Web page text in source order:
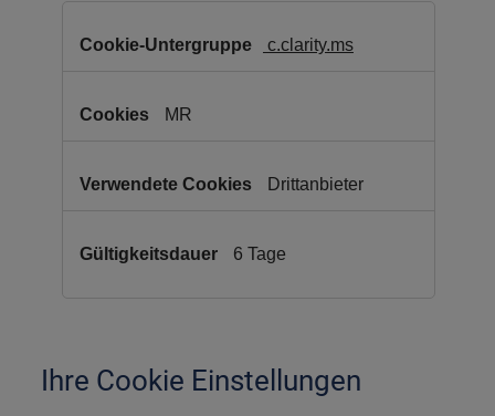
Cookies
Anbieter)
c.clarity.ms
MR
Drittanbieter
6 Tage
Ihre Cookie Einstellungen